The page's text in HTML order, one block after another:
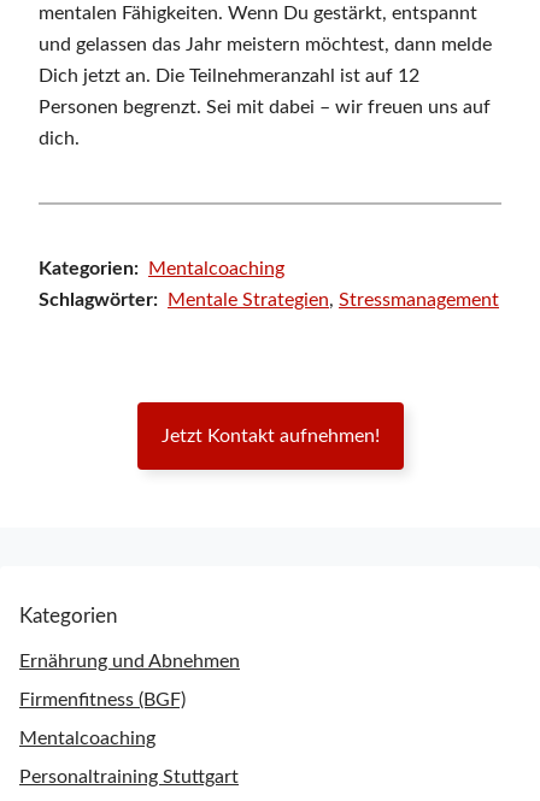
mentalen Fähigkeiten. Wenn Du gestärkt, entspannt
und gelassen das Jahr meistern möchtest, dann melde
Dich jetzt an. Die Teilnehmeranzahl ist auf 12
Personen begrenzt. Sei mit dabei – wir freuen uns auf
dich.
Kategorien:
Mentalcoaching
Schlagwörter:
Mentale Strategien, Stressmanagement
Jetzt Kontakt aufnehmen!
Kategorien
Ernährung und Abnehmen
Firmenfitness (BGF)
Mentalcoaching
Personaltraining Stuttgart